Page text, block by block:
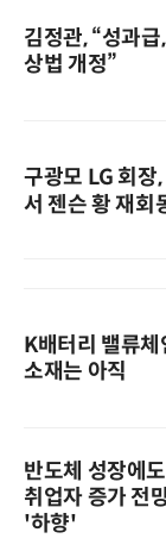
김정관, “성과
상법 개정”
구광모 LG 회장
서 젠슨 황 재회
K배터리 밸류
소재는 아직
반도체 성장에
취업자 증가 전
'하향'